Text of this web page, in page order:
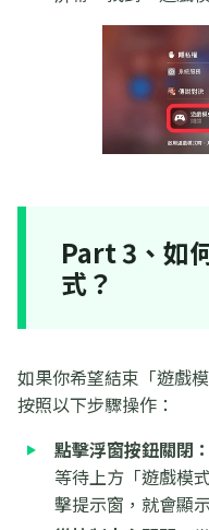
Part 3、如
式？
如果你希望結束「遊戲
按照以下步驟操作：
點擊浮窗按鈕關閉：
等待上方「遊戲模
擊提示窗，就會顯